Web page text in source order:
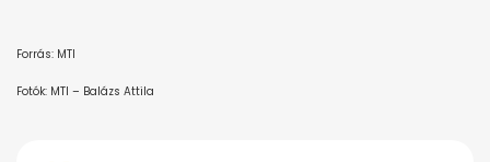
Forrás: MTI
Fotók: MTI – Balázs Attila